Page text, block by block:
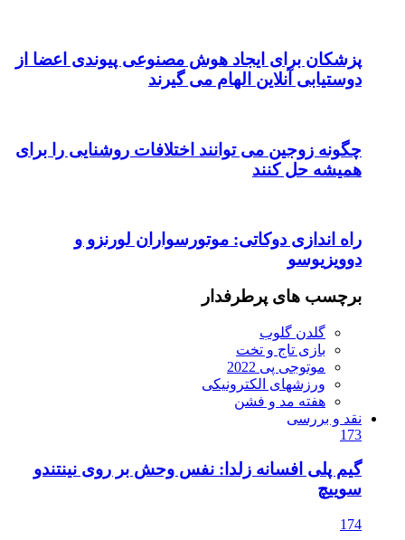
پزشکان برای ایجاد هوش مصنوعی پیوندی اعضا از
دوستیابی آنلاین الهام می گیرند
چگونه زوجین می توانند اختلافات روشنایی را برای
همیشه حل کنند
راه اندازی دوکاتی: موتورسواران لورنزو و
دوویزیوسو
برچسب های پرطرفدار
گلدن گلوب
بازی تاج و تخت
موتوجی پی 2022
ورزشهای الکترونیکی
هفته مد و فشن
نقد و بررسی
173
گیم پلی افسانه زلدا: نفس وحش بر روی نینتندو
سوییچ
174